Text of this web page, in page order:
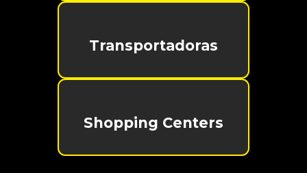
Transportadoras
Shopping Centers